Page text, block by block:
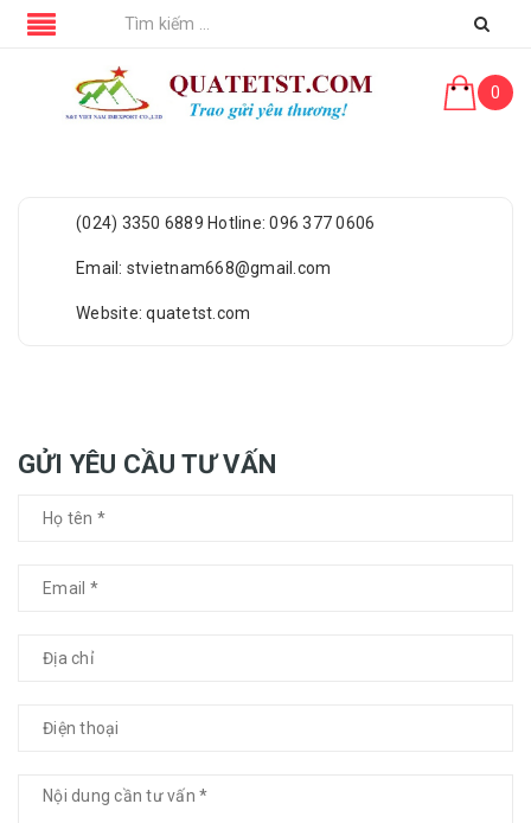
0
(024) 3350 6889 Hotline: 096 377 0606
Email: stvietnam668@gmail.com
Website: quatetst.com
GỬI YÊU CẦU TƯ VẤN